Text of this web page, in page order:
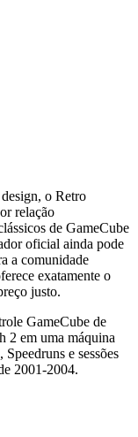
o Retro
relação
de GameCube
oficial ainda pode
a comunidade
exatamente o
justo.
GameCube de
2 em uma máquina
e sessões
2001‑2004.